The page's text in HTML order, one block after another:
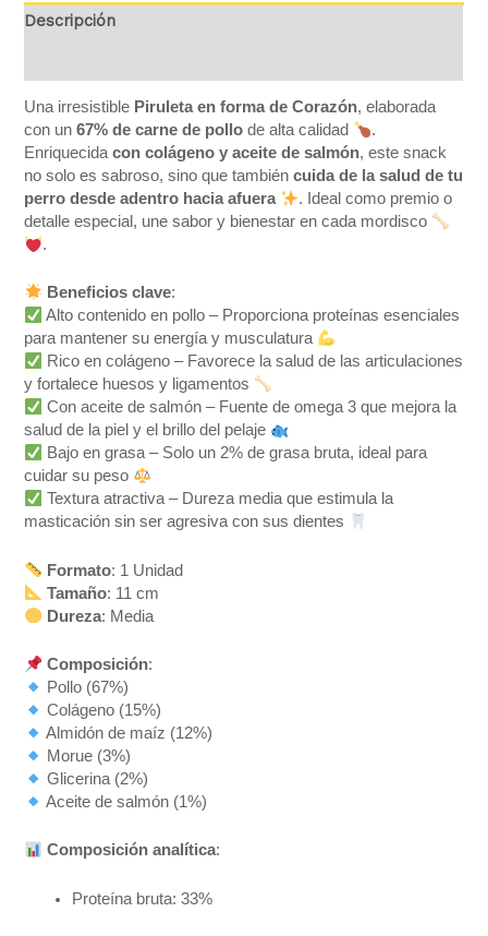
Descripción
Una irresistible Piruleta en forma de Corazón, elaborada
con un 67% de carne de pollo de alta calidad
.
Enriquecida con colágeno y aceite de salmón, este snack
no solo es sabroso, sino que tambiéncuida de la salud de tu
perro desde adentro hacia afuera
. Ideal como premio o
detalle especial, une sabor y bienestar en cada mordisco
.
Beneficios clave:
Alto contenido en pollo – Proporciona proteínas esenciales
para mantener su energía y musculatura
Rico en colágeno – Favorece la salud de las articulaciones
y fortalece huesos y ligamentos
Con aceite de salmón – Fuente de omega 3 que mejora la
salud de la piel y el brillo del pelaje
Bajo en grasa – Solo un 2% de grasa bruta, ideal para
cuidar su peso
Textura atractiva – Dureza media que estimula la
masticación sin ser agresiva con sus dientes
Formato: 1 Unidad
Tamaño: 11 cm
Dureza: Media
Composición:
Pollo (67%)
Colágeno (15%)
Almidón de maíz (12%)
Morue (3%)
Glicerina (2%)
Aceite de salmón (1%)
Composición analítica:
Proteína bruta: 33%